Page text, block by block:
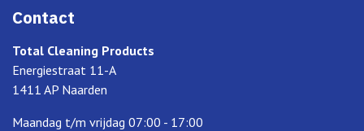
Contact
Total Cleaning Products
Energiestraat 11-A
1411 AP Naarden
Maandag t/m vrijdag 07:00 - 17:00